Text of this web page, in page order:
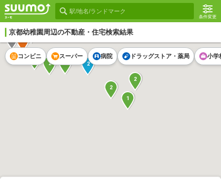
条件変更
京都幼稚園周辺の不動産・住宅検索結果
2
2
1
2
1
2
2
コンビニ スーパー 病院 ドラッグストア・薬局 小学